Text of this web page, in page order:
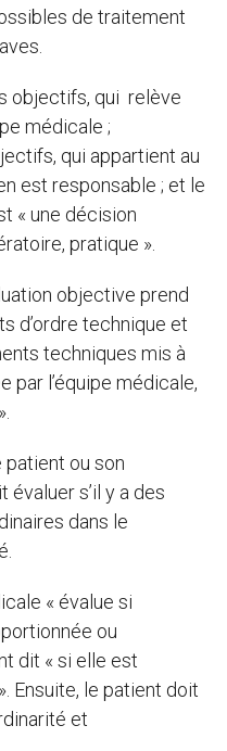
de traitement
objectifs, qui relève
médicale ;
qui appartient au
est responsable ; et le
« une décision
pratique ».
objective prend
d’ordre technique et
techniques mis à
par l’équipe médicale,
ou son
s’il y a des
dans le
« évalue si
ou
dit « si elle est
Ensuite, le patient doit
et